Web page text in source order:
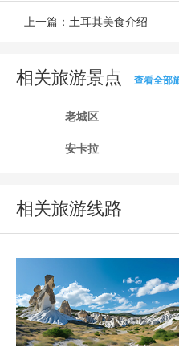
上一篇： 土耳其美食介绍
相关旅游景点 查看全部
老城区
安卡拉
相关旅游线路